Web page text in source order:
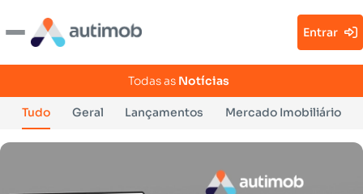
Entrar
Todas as Notícias
Tudo Geral Lançamentos Mercado Imobiliário